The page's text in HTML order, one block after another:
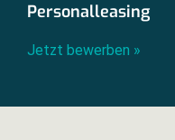
Personalleasing
Jetzt bewerben »